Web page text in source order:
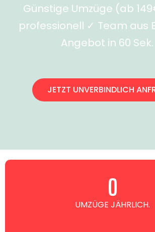
Günstige Umzüge (ab
professionell ✓ Team aus
Angebot in 60
JETZT UNVERBINDLICH
UMZÜGE JÄHRLICH.
0